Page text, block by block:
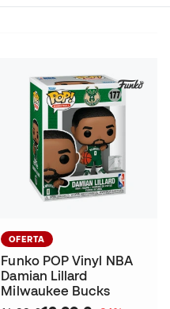
OFERTA
Funko POP Vinyl NBA
Damian Lillard
Milwaukee Bucks